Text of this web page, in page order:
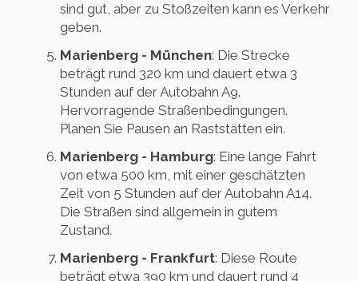
sind gut, aber zu Stoßzeiten kann es Verkehr
geben.
Marienberg - München: Die Strecke
beträgt rund 320 km und dauert etwa 3
Stunden auf der Autobahn A9.
Hervorragende Straßenbedingungen.
Planen Sie Pausen an Raststätten ein.
Marienberg - Hamburg: Eine lange Fahrt
von etwa 500 km, mit einer geschätzten
Zeit von 5 Stunden auf der Autobahn A14.
Die Straßen sind allgemein in gutem
Zustand.
Marienberg - Frankfurt: Diese Route
beträgt etwa 390 km und dauert rund 4